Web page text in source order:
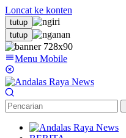
Loncat ke konten
tutup
tutup
Menu Mobile